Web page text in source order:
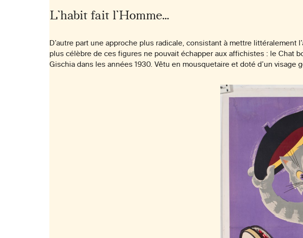
L’habit fait l’Homme…
D’autre part une approche plus radicale, consistant à mettre littéralement
plus célèbre de ces figures ne pouvait échapper aux affichistes : le Chat
Gischia dans les années 1930. Vêtu en mousquetaire et doté d’un